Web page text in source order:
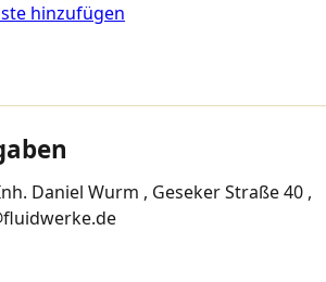
hinzufügen
Daniel Wurm , Geseker Straße 40 ,